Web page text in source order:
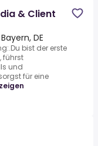
& Client
DE
bist der erste
führst
und
für eine